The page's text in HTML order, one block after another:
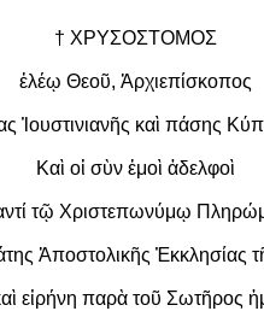
† ΧΡΥΣΟΣΤΟΜΟΣ
ἐλέῳ Θεοῦ, Ἀρχιεπίσκοπος
Ἰουστινιανῆς καὶ πάσης
Καὶ οἱ σὺν ἐμοὶ ἀδελφοὶ
τῷ Χριστεπωνύμῳ
Ἀποστολικῆς Ἐκκλησίας
εἰρήνη παρὰ τοῦ Σωτῆρος